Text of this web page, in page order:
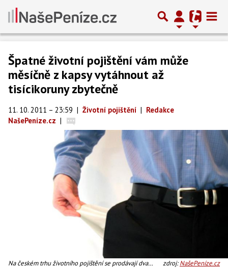
Špatné životní pojištění vám může
měsíčně z kapsy vytáhnout až
tisícikoruny zbytečně
11. 10. 2011 – 23:59 | Životní pojištění | Redakce
NašePeníze.cz |
Na českém trhu životního pojištění se prodávají dva
zdroj:NašePeníze.cz